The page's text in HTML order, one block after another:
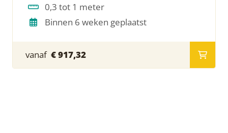
0,3 tot 1 meter
Binnen 6 weken geplaatst
vanaf € 917,32